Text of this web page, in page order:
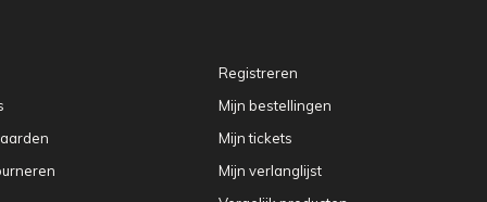
Registreren
Mijn bestellingen
Mijn tickets
Mijn verlanglijst